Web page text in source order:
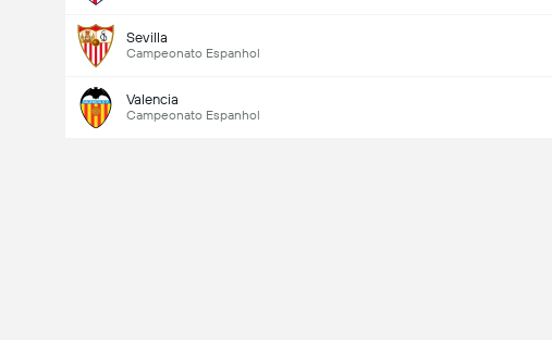
Sevilla
Campeonato Espanhol
Valencia
Campeonato Espanhol